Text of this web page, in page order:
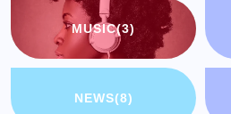
MUSIC(3)
NEWS(8)